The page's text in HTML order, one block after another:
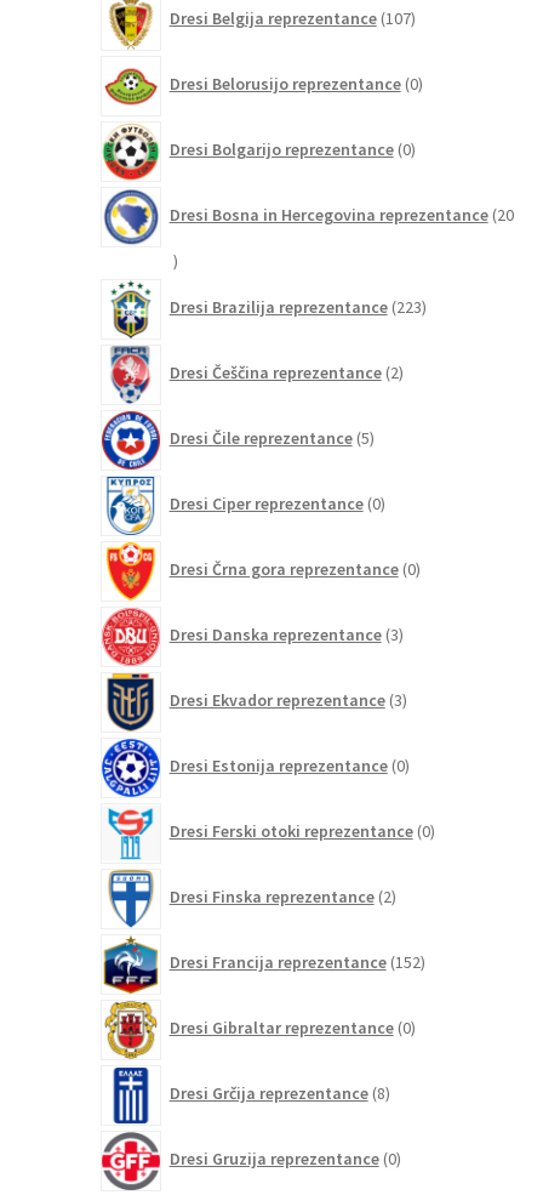
Dresi Belgija reprezentance 107izdelkov
Dresi Belorusijo reprezentance 0izdelkov
Dresi Bolgarijo reprezentance 0izdelkov
Dresi Bosna in Hercegovina reprezentance 20
20
Dresi Brazilija reprezentance 223izdelkov
Dresi Češčina reprezentance 2izdelka
Dresi Čile reprezentance 5izdelkov
Dresi Ciper reprezentance 0izdelkov
Dresi Črna gora reprezentance 0izdelkov
Dresi Danska reprezentance 3izdelki
Dresi Ekvador reprezentance 3izdelki
Dresi Estonija reprezentance 0izdelkov
Dresi Ferski otoki reprezentance 0izdelkov
Dresi Finska reprezentance 2izdelka
Dresi Francija reprezentance 152izdelkov
Dresi Gibraltar reprezentance 0izdelkov
Dresi Grčija reprezentance 8izdelkov
Dresi Gruzija reprezentance 0izdelkov